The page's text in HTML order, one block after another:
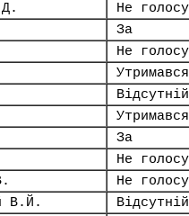
Не
За
Не
Утримався
Відсутній
Утримався
За
Не
Не
В.Й.
Відсутній